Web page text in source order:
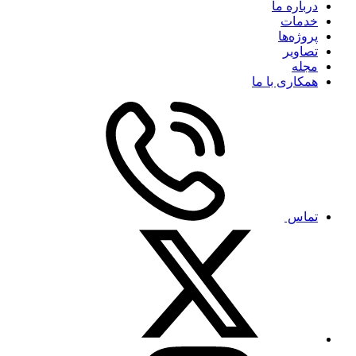
درباره ما
خدمات
پروژه‌ها
تصاویر
مجله
همکاری با ما
تماس